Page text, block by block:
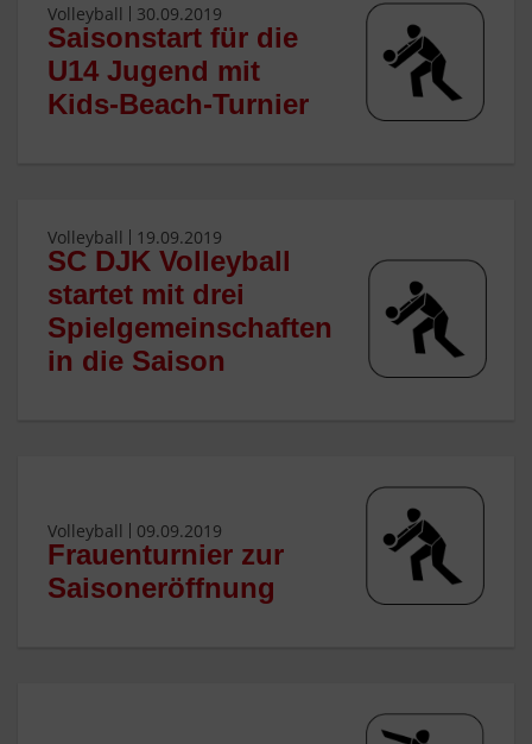
Volleyball 30.09.2019
Saisonstart für die
U14 Jugend mit
Kids-Beach-Turnier
Volleyball 19.09.2019
SC DJK Volleyball
startet mit drei
Spielgemeinschaften
in die Saison
Volleyball 09.09.2019
Frauenturnier zur
Saisoneröffnung